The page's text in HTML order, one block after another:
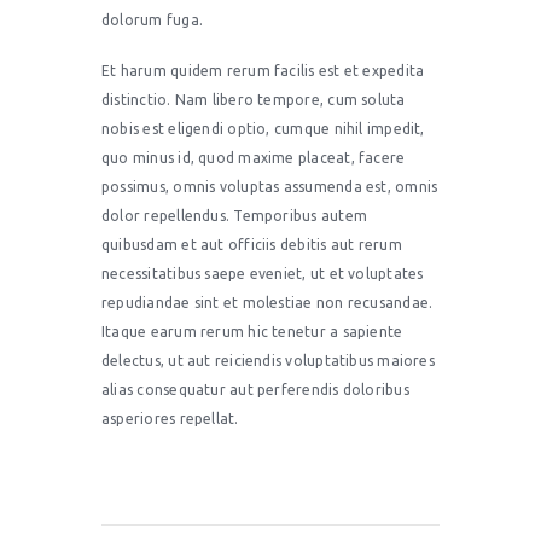
dolorum fuga.
Et harum quidem rerum facilis est et expedita
distinctio. Nam libero tempore, cum soluta
nobis est eligendi optio, cumque nihil impedit,
quo minus id, quod maxime placeat, facere
possimus, omnis voluptas assumenda est, omnis
dolor repellendus. Temporibus autem
quibusdam et aut officiis debitis aut rerum
necessitatibus saepe eveniet, ut et voluptates
repudiandae sint et molestiae non recusandae.
Itaque earum rerum hic tenetur a sapiente
delectus, ut aut reiciendis voluptatibus maiores
alias consequatur aut perferendis doloribus
asperiores repellat.